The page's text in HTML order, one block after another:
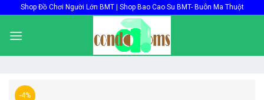
content
Shop Đồ Chơi Người Lớn BMT | Shop Bao Cao Su BMT- Buôn Ma Thuột
-4%